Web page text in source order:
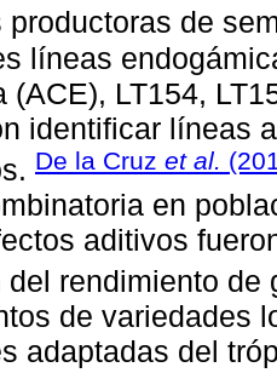
productoras de
líneas
(ACE), LT154,
identificar líneas
De la Cruz et al.
en
aditivos
del rendimiento de
de variedades
adaptadas del